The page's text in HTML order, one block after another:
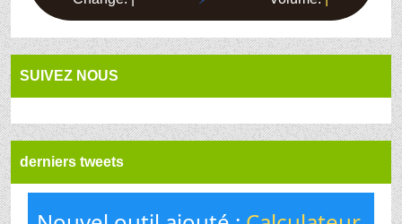
SUIVEZ NOUS
derniers tweets